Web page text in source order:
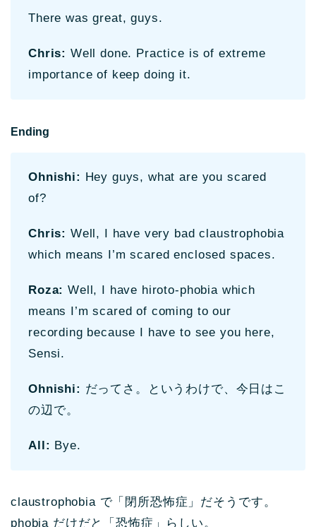
There was great, guys.
Chris: Well done. Practice is of extreme
importance of keep doing it.
Ending
Ohnishi: Hey guys, what are you scared
of?
Chris: Well, I have very bad claustrophobia
which means I’m scared enclosed spaces.
Roza: Well, I have hiroto-phobia which
means I’m scared of coming to our
recording because I have to see you here,
Sensi.
Ohnishi: だってさ。というわけで、今日はこ
の辺で。
All: Bye.
claustrophobia で「閉所恐怖症」だそうです。
phobia だけだと「恐怖症」らしい。